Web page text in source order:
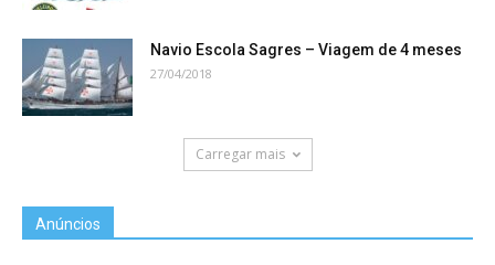
Navio Escola Sagres – Viagem de 4 meses
27/04/2018
Carregar mais
Anúncios